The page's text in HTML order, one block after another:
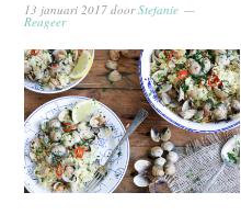
13 januari 2017 doorStefanie
Reageer